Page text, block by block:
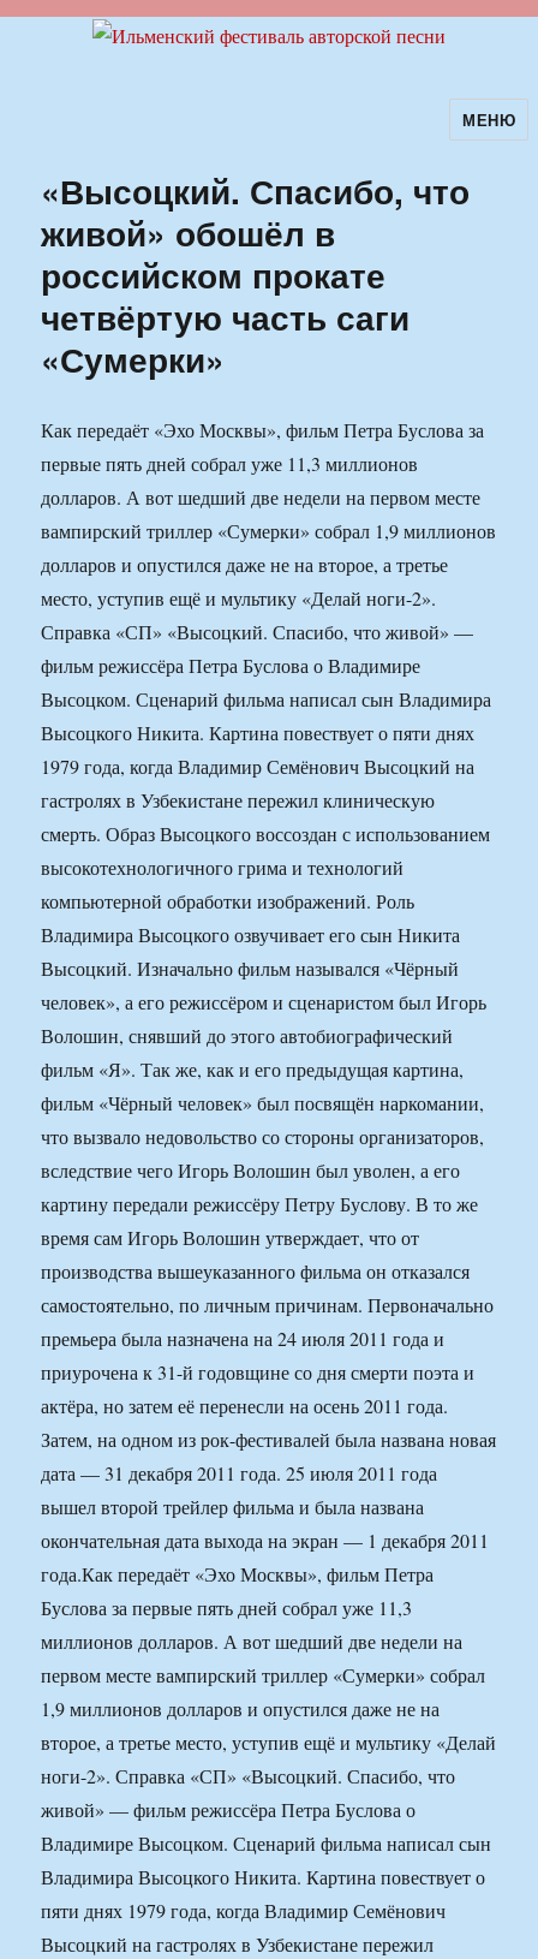
Ильменский фестиваль авторскойМЕНЮ
«Высоцкий. Спасибо, что
живой» обошёл в
российском прокате
четвёртую часть саги
«Сумерки»
Как передаёт «Эхо Москвы», фильм Петра Буслова за
первые пять дней собрал уже 11,3 миллионов
долларов. А вот шедший две недели на первом месте
вампирский триллер «Сумерки» собрал 1,9 миллионов
долларов и опустился даже не на второе, а третье
место, уступив ещё и мультику «Делай ноги-2».
Справка «СП» «Высоцкий. Спасибо, что живой» —
фильм режиссёра Петра Буслова о Владимире
Высоцком. Сценарий фильма написал сын Владимира
Высоцкого Никита. Картина повествует о пяти днях
1979 года, когда Владимир Семёнович Высоцкий на
гастролях в Узбекистане пережил клиническую
смерть. Образ Высоцкого воссоздан с использованием
высокотехнологичного грима и технологий
компьютерной обработки изображений. Роль
Владимира Высоцкого озвучивает его сын Никита
Высоцкий. Изначально фильм назывался «Чёрный
человек», а его режиссёром и сценаристом был Игорь
Волошин, снявший до этого автобиографический
фильм «Я». Так же, как и его предыдущая картина,
фильм «Чёрный человек» был посвящён наркомании,
что вызвало недовольство со стороны организаторов,
вследствие чего Игорь Волошин был уволен, а его
картину передали режиссёру Петру Буслову. В то же
время сам Игорь Волошин утверждает, что от
производства вышеуказанного фильма он отказался
самостоятельно, по личным причинам. Первоначально
премьера была назначена на 24 июля 2011 года и
приурочена к 31-й годовщине со дня смерти поэта и
актёра, но затем её перенесли на осень 2011 года.
Затем, на одном из рок-фестивалей была названа новая
дата — 31 декабря 2011 года. 25 июля 2011 года
вышел второй трейлер фильма и была названа
окончательная дата выхода на экран — 1 декабря 2011
года.Как передаёт «Эхо Москвы», фильм Петра
Буслова за первые пять дней собрал уже 11,3
миллионов долларов. А вот шедший две недели на
первом месте вампирский триллер «Сумерки» собрал
1,9 миллионов долларов и опустился даже не на
второе, а третье место, уступив ещё и мультику «Делай
ноги-2». Справка «СП» «Высоцкий. Спасибо, что
живой» — фильм режиссёра Петра Буслова о
Владимире Высоцком. Сценарий фильма написал сын
Владимира Высоцкого Никита. Картина повествует о
пяти днях 1979 года, когда Владимир Семёнович
Высоцкий на гастролях в Узбекистане пережил